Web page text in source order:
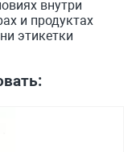
внутри
и продуктах
этикетки